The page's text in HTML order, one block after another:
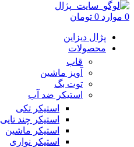
0 موارد 0 تومان
پژال دیزاین
محصولات
قاب
آویز ماشین
توت بگ
استیکر ضد آب
استیکر تکی
استیکر چند تایی
استیکر ماشین
استیکر نواری